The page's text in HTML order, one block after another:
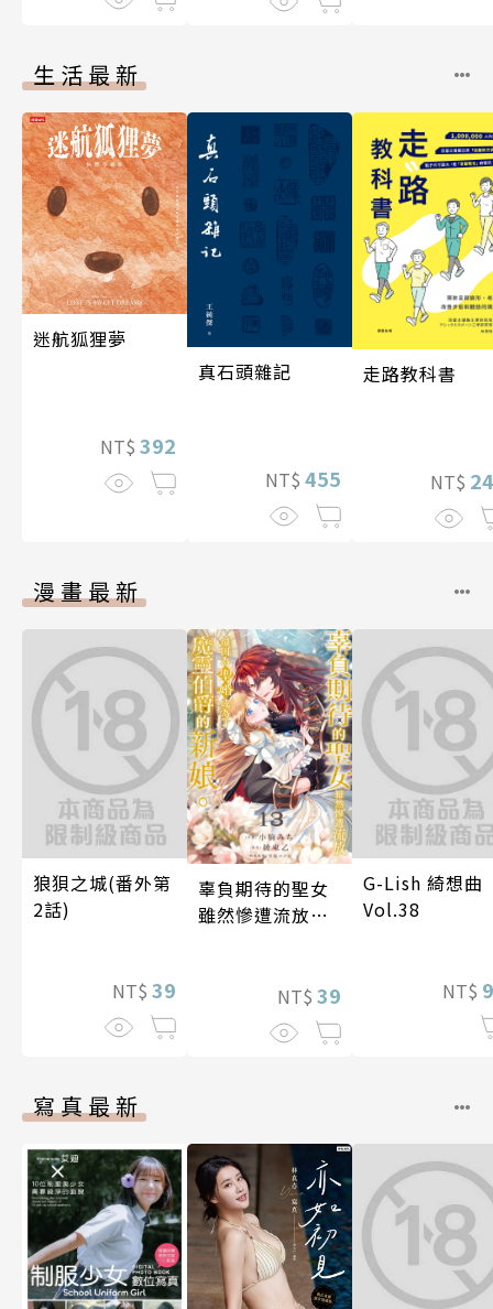
生活最新
迷航狐狸夢
NT$ 392
真石頭雜記
NT$ 455
走路教科書
NT$
漫畫最新
狼狽之城(番外第
2話)
NT$ 39
辜負期待的聖女
雖然慘遭流放，
娘。(第13話)
NT$ 39
G-Lish 綺想曲
Vol.38
NT$
寫真最新